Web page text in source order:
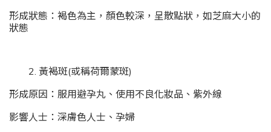
形成狀態：褐色為主，顏色較深，呈散點狀，如芝麻大小的
狀態
2. 黃褐斑(或稱荷爾蒙斑)
形成原因：服用避孕丸、使用不良化妝品、紫外線
影響人士：深膚色人士、孕婦